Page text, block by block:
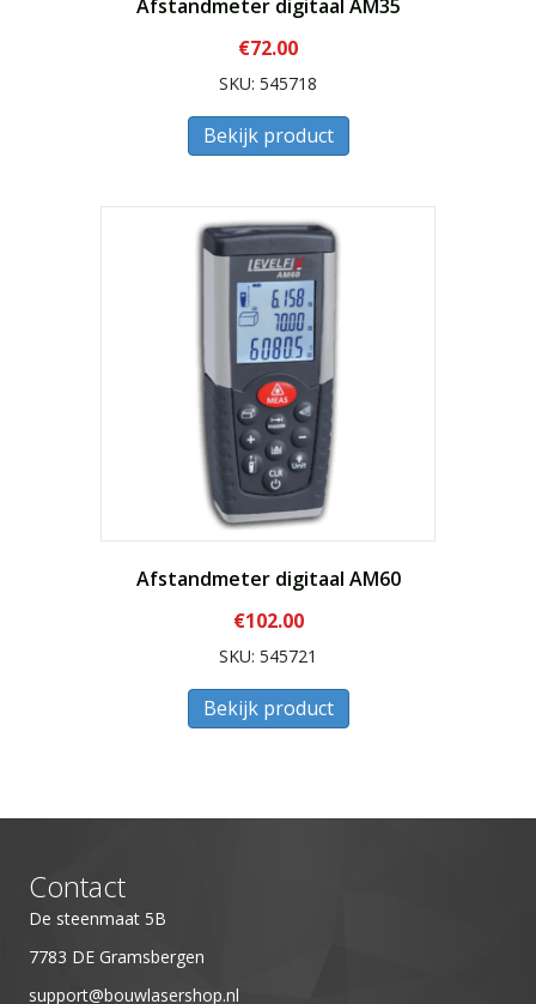
Afstandmeter digitaal AM35
€72.00
SKU: 545718
Bekijk product
Afstandmeter digitaal AM60
€102.00
SKU: 545721
Bekijk product
Contact
De steenmaat 5B
7783 DE Gramsbergen
support@bouwlasershop.nl